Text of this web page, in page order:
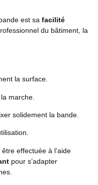
est sa facilité
du bâtiment, la
la surface.
marche.
solidement la bande.
être effectuée à l’aide
pour s’adapter